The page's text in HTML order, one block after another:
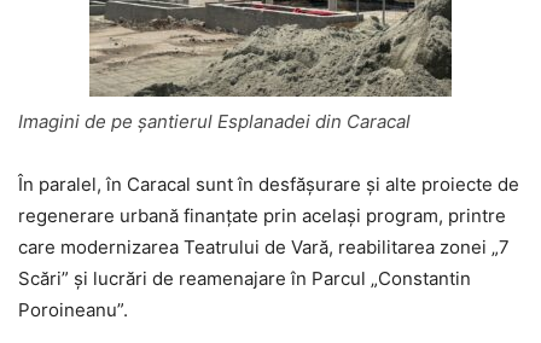
Imagini de pe șantierul Esplanadei din Caracal
În paralel, în Caracal sunt în desfășurare și alte proiecte de
regenerare urbană finanțate prin același program, printre
care modernizarea Teatrului de Vară, reabilitarea zonei „7
Scări” și lucrări de reamenajare în Parcul „Constantin
Poroineanu”.